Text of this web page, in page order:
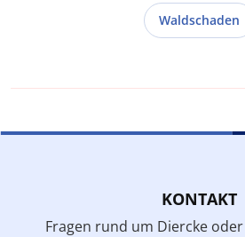
Waldschaden
KONTAKT
Fragen rund um Diercke